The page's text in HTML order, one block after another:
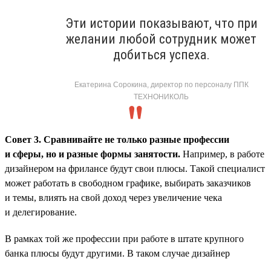
Эти истории показывают, что при
желании любой сотрудник может
добиться успеха.
Екатерина Сорокина, директор по персоналу ППК
ТЕХНОНИКОЛЬ
Совет 3. Сравнивайте не только разные профессии
и сферы, но и разные формы занятости. Например, в работе
дизайнером на фрилансе будут свои плюсы. Такой специалист
может работать в свободном графике, выбирать заказчиков
и темы, влиять на свой доход через увеличение чека
и делегирование.
В рамках той же профессии при работе в штате крупного
банка плюсы будут другими. В таком случае дизайнер